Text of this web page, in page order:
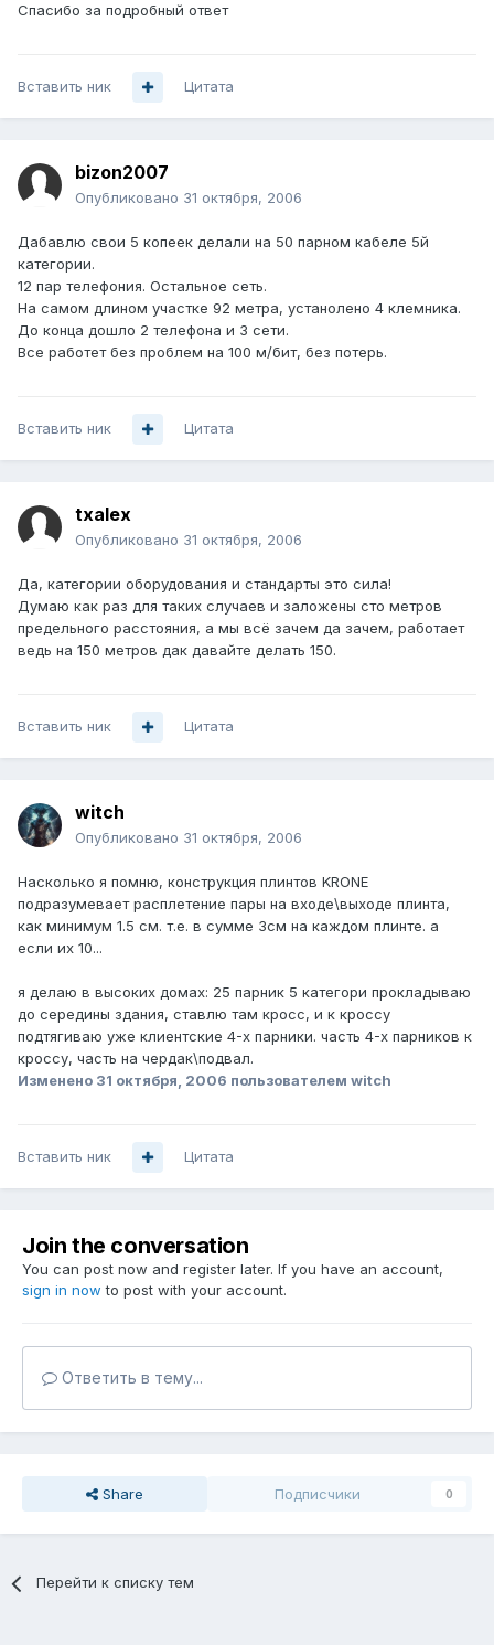
Спасибо за подробный ответ
Вставить ник Цитата
bizon2007
Опубликовано 31 октября, 2006
Дабавлю свои 5 копеек делали на 50 парном кабеле 5й
категории.
12 пар телефония. Остальное сеть.
На самом длином участке 92 метра, устанолено 4 клемника.
До конца дошло 2 телефона и 3 сети.
Все работет без проблем на 100 м/бит, без потерь.
Вставить ник Цитата
txalex
Опубликовано 31 октября, 2006
Да, категории оборудования и стандарты это сила!
Думаю как раз для таких случаев и заложены сто метров
предельного расстояния, а мы всё зачем да зачем, работает
ведь на 150 метров дак давайте делать 150.
Вставить ник Цитата
witch
Опубликовано 31 октября, 2006
Насколько я помню, конструкция плинтов KRONE
подразумевает расплетение пары на входе\выходе плинта,
как минимум 1.5 см. т.е. в сумме 3см на каждом плинте. а
если их 10...
я делаю в высоких домах: 25 парник 5 категори прокладываю
до середины здания, ставлю там кросс, и к кроссу
подтягиваю уже клиентские 4-х парники. часть 4-х парников к
кроссу, часть на чердак\подвал.
Изменено 31 октября, 2006 пользователем witch
Вставить ник Цитата
Join the conversation
You can post now and register later. If you have an account,
sign in now to post with your account.
Ответить в тему...
Share Подписчики 0
Перейти к списку тем